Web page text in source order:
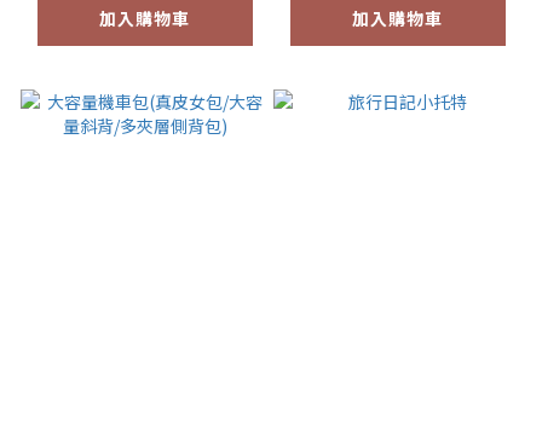
加入購物車 加入購物車